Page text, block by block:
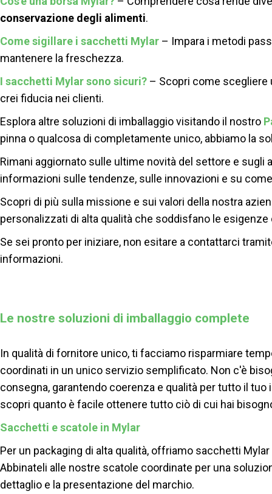
conservazione degli alimenti.
Come sigillare i sacchetti Mylar – Impara i metodi
mantenere la freschezza.
I sacchetti Mylar sono sicuri? – Scopri come scegliere
crei fiducia nei clienti.
Esplora altre soluzioni di imballaggio visitando il nostro
pinna o qualcosa di completamente unico, abbiamo la
Rimani aggiornato sulle ultime novità del settore e
informazioni sulle tendenze, sulle innovazioni e su
Scopri di più sulla missione e sui valori della nostra
personalizzati di alta qualità che soddisfano le esigenze
Se sei pronto per iniziare, non esitare a contattarci
informazioni.
Le nostre soluzioni di imballaggio complete
In qualità di fornitore unico, ti facciamo risparmiare
coordinati in un unico servizio semplificato. Non c'è
consegna, garantendo coerenza e qualità per tutto il
scopri quanto è facile ottenere tutto ciò di cui hai
Sacchetti e scatole in Mylar
Per un packaging di alta qualità, offriamo sacchetti
Abbinateli alle nostre scatole coordinate per una
dettaglio e la presentazione del marchio.